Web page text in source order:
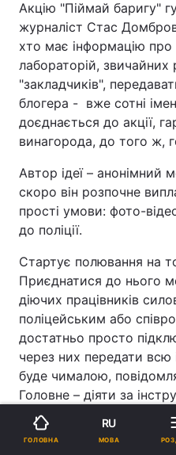
Акцію "Піймай баригу"
журналіст Стас
хто має інформацію про
лабораторій, звичайних
"закладчиків",
блогера - вже сотні
доєднається до акції,
винагорода, до того ж,
Автор ідеї – анонімний
скоро він розпочне
прості умови: фото-
до поліції.
Стартує полювання на
Приєднатися до нього
діючих працівників
поліцейським або
достатньо просто
через них передати
буде чималою,
Головне – діяти за
закону. За одного
тис. доларів, стільки ж
ГОЛОВНА
RU
МОВА